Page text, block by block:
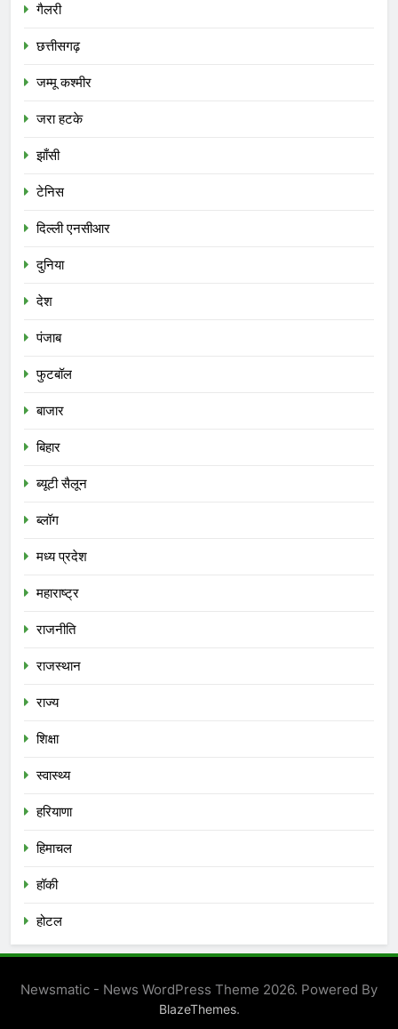
गैलरी
छत्तीसगढ़
जम्मू कश्मीर
जरा हटके
झाँसी
टेनिस
दिल्ली एनसीआर
दुनिया
देश
पंजाब
फुटबॉल
बाजार
बिहार
ब्यूटी सैलून
ब्लॉग
मध्य प्रदेश
महाराष्ट्र
राजनीति
राजस्थान
राज्य
शिक्षा
स्वास्थ्य
हरियाणा
हिमाचल
हॉकी
होटल
Newsmatic - News WordPress Theme 2026. Powered By
BlazeThemes.